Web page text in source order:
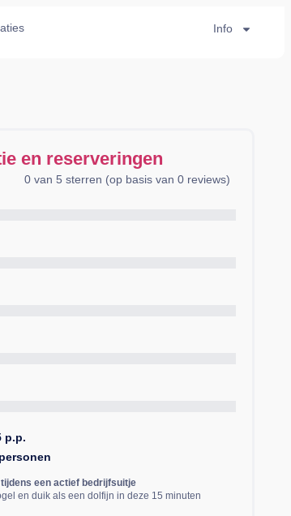
Info
en reserveringen
0 van 5 sterren (op basis van 0 reviews)
p.p.
een actief bedrijfsuitje
en duik als een dolfijn in deze 15 minuten